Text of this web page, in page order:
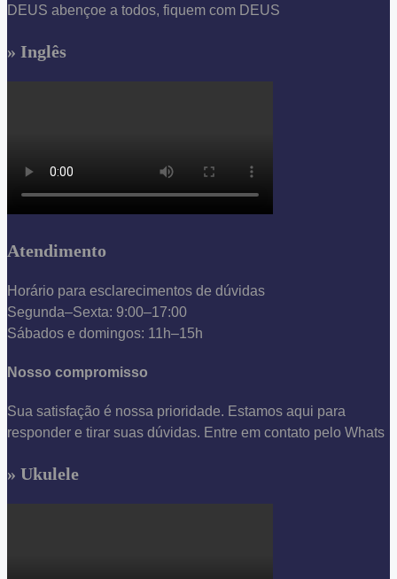
DEUS abençoe a todos, fiquem com DEUS
» Inglês
Atendimento
Horário para esclarecimentos de dúvidas
Segunda–Sexta: 9:00–17:00
Sábados e domingos: 11h–15h
Nosso compromisso
Sua satisfação é nossa prioridade. Estamos aqui para
responder e tirar suas dúvidas. Entre em contato pelo Whats
» Ukulele